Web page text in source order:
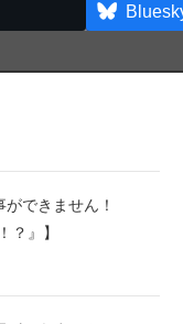
ができません！
？』】